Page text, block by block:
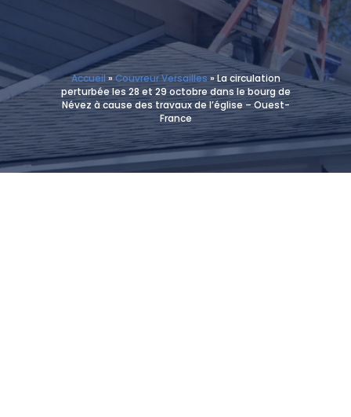
Accueil » Couvreur Versailles »La circulation
perturbée les 28 et 29 octobre dans le bourg de
Névez à cause des travaux de l’église – Ouest-
France